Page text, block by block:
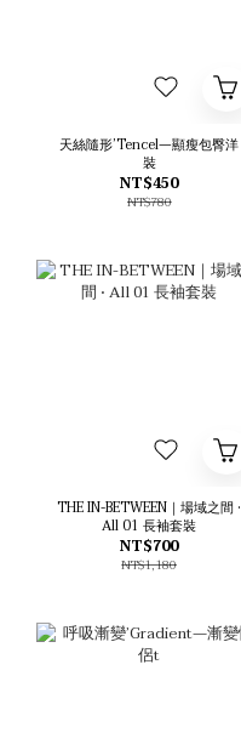
天絲隨形’Tencel—顯瘦包臀洋
裝
NT$450
NT$780
THE IN-BETWEEN｜場域之間 •
All 01 長袖套裝
NT$700
NT$1,180